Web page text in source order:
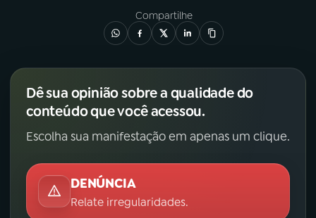
Compartilhe
Dê sua opinião sobre a qualidade do
conteúdo que você acessou.
Escolha sua manifestação em apenas um clique.
DENÚNCIA
Relate irregularidades.